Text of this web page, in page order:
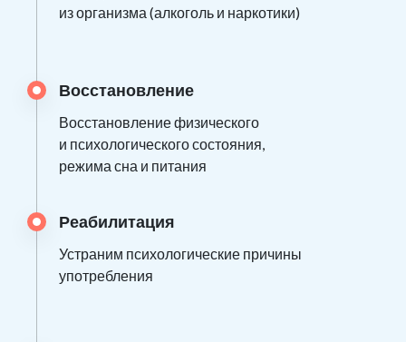
из организма (алкоголь и наркотики)
Восстановление
Восстановление физического
и психологического состояния,
режима сна и питания
Реабилитация
Устраним психологические причины
употребления